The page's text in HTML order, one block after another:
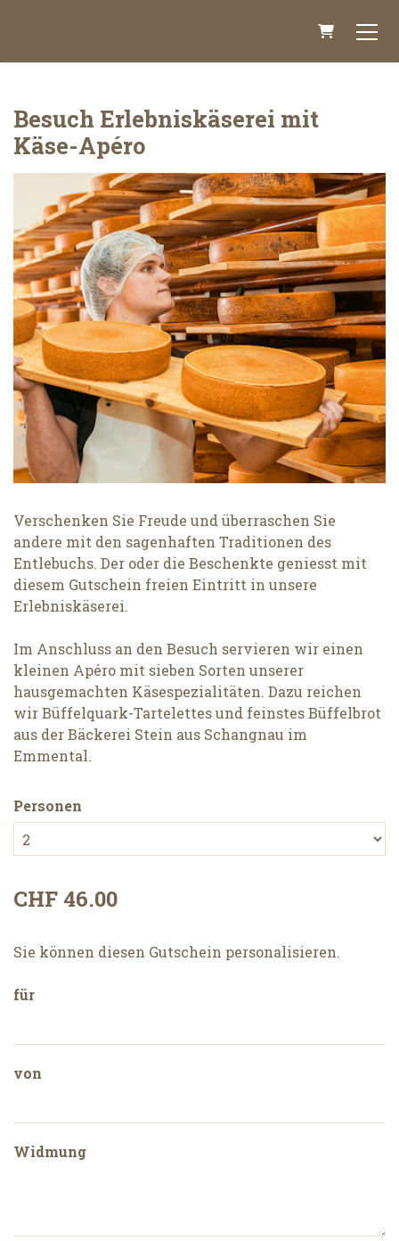
Warenkorb
Besuch Erlebniskäserei mit
Käse-Apéro
Verschenken Sie Freude und überraschen Sie
andere mit den sagenhaften Traditionen des
Entlebuchs. Der oder die Beschenkte geniesst mit
diesem Gutschein freien Eintritt in unsere
Erlebniskäserei.
Im Anschluss an den Besuch servieren wir einen
kleinen Apéro mit sieben Sorten unserer
hausgemachten Käsespezialitäten. Dazu reichen
wir Büffelquark-Tartelettes und feinstes Büffelbrot
aus der Bäckerei Stein aus Schangnau im
Emmental.
Personen
CHF 46.00
Sie können diesen Gutschein personalisieren.
für
von
Widmung